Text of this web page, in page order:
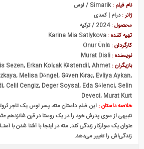
نام فیلم :Simarik / لوس
ژانر :درام | کمدی
محصول :2024 / ترکیه
تهیه کننده :Karina Mia Satlykova
کارگردان :Onur Ünlü
نویسنده :Murat Disli
بازیگران :Sezen, Erkan Kolçak Köstendil, Ahmet
Melisa Döngel, Güven Kıraç, Evliya Aykan,
Celil Cengiz, Deger Soysal, Eda Sölenci, Selin
Deveci, Murat Kurt
خلاصه داستان :این فیلم داستان مته، پسر لوس یک تاجر
تنبیهی از سوی پدرش خود را در یک روستا در قرن شانزدهم
عنوان یک سوارکار زندگی کند. مته در اینجا با آشنا شدن با
زندگی‌اش را تغییر می‌دهد.